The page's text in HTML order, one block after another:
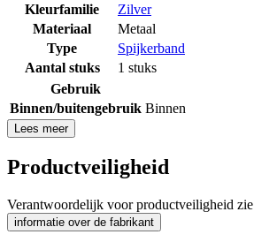
Kleurfamilie
Zilver
Materiaal
Metaal
Type
Spijkerband
Aantal stuks
1 stuks
Gebruik
Binnen/buitengebruik Binnen
Lees meer
Productveiligheid
Verantwoordelijk voor productveiligheid zie
informatie over de fabrikant